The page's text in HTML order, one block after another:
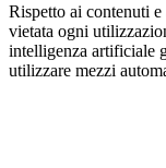
Rispetto ai contenuti
vietata ogni
intelligenza artificiale
utilizzare mezzi